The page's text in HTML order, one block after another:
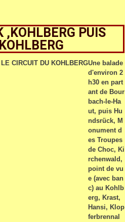
,KOHLBERG PUIS
Une balade
d'environ 2
h30 en part
ant de Bour
bach-le-Ha
ut, puis Hu
ndsrück, M
onument d
es Troupes
de Choc, Ki
rchenwald,
point de vu
e (avec ban
c) au Kohlb
erg, Krast,
Hansi, Klop
ferbrennal